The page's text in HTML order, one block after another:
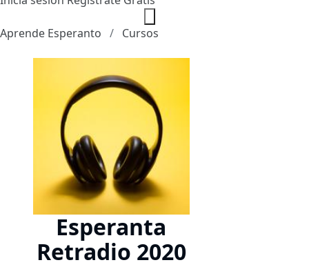
Aprende Esperanto Cursos
Esperanta
Retradio 2020